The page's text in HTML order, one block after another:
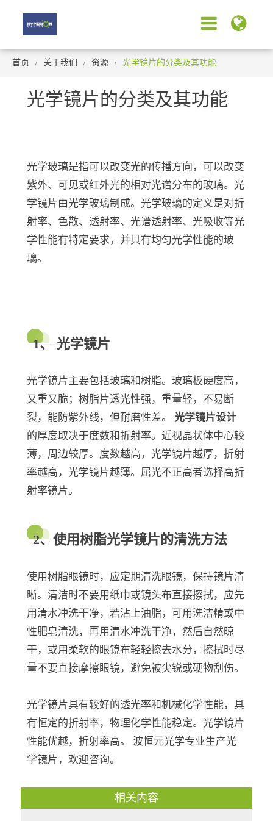
首页 关于我们 资源 光学镜片的分类及其功能
光学镜片的分类及其功能
光学玻璃是指可以改变光的传播方向，可以改变
紫外、可见或红外光的相对光谱分布的玻璃。光
学镜片由光学玻璃制成。光学玻璃的定义是对折
射率、色散、透射率、光谱透射率、光吸收等光
学性能有特定要求，并具有均匀光学性能的玻
璃。
1、 光学镜片
光学镜片主要包括玻璃和树脂。玻璃板硬度高，
又重又脆；树脂片透光性强，重量轻，不易断
裂，能防紫外线，但耐磨性差。 光学镜片设计
的厚度取决于度数和折射率。近视晶状体中心较
薄，周边较厚。度数越高，光学镜片越厚，折射
率越高，光学镜片越薄。屈光不正高者选择高折
射率镜片。
2、使用树脂光学镜片的清洗方法
使用树脂眼镜时，应定期清洗眼镜，保持镜片清
晰。清洁时不要用纸巾或镜头布直接擦拭，应先
用清水冲洗干净，若沾上油脂，可用洗洁精或中
性肥皂清洗，再用清水冲洗干净，然后自然晾
干，或用柔软的眼镜布轻轻擦去水分，擦拭时尽
量不要直接摩擦眼镜，避免被尖锐或硬物刮伤。
光学镜片具有较好的透光率和机械化学性能，具
有恒定的折射率，物理化学性能稳定。光学镜片
性能优越，折射率高。 波恒元光学专业生产光
学镜片，欢迎咨询。
相关内容